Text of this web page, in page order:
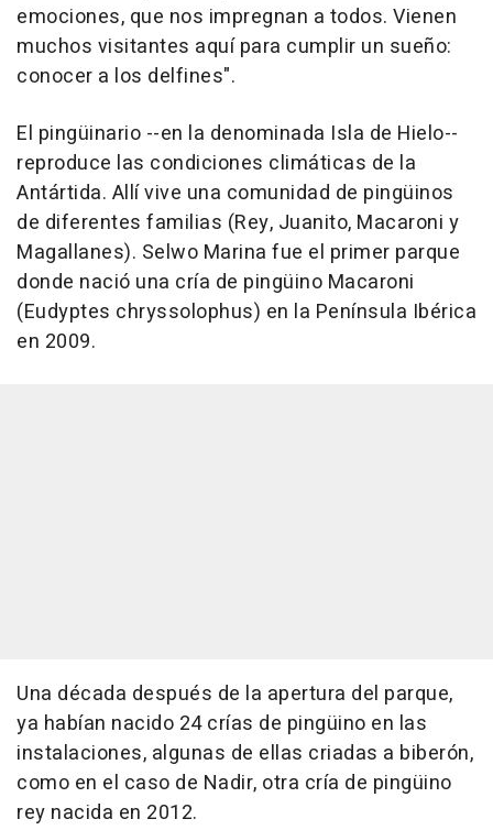
emociones, que nos impregnan a todos. Vienen
muchos visitantes aquí para cumplir un sueño:
conocer a los delfines".
El pingüinario --en la denominada Isla de Hielo--
reproduce las condiciones climáticas de la
Antártida. Allí vive una comunidad de pingüinos
de diferentes familias (Rey, Juanito, Macaroni y
Magallanes). Selwo Marina fue el primer parque
donde nació una cría de pingüino Macaroni
(Eudyptes chryssolophus) en la Península Ibérica
en 2009.
Una década después de la apertura del parque,
ya habían nacido 24 crías de pingüino en las
instalaciones, algunas de ellas criadas a biberón,
como en el caso de Nadir, otra cría de pingüino
rey nacida en 2012.